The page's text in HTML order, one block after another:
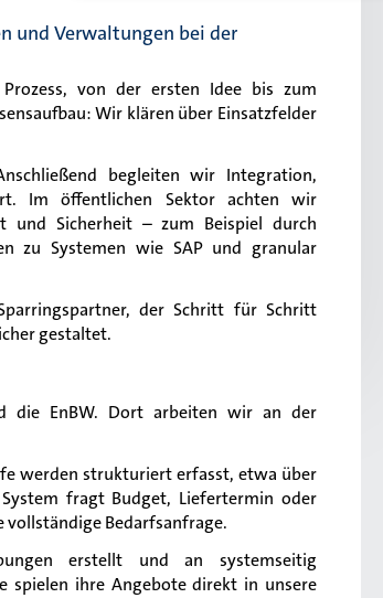
und Verwaltungen bei der
von der ersten Idee bis zum
Wir klären über Einsatzfelder
begleiten wir Integration,
Im öffentlichen Sektor achten wir
und Sicherheit – zum Beispiel durch
zu Systemen wie SAP und granular
der Schritt für Schritt
gestaltet.
die EnBW. Dort arbeiten wir an der
werden strukturiert erfasst, etwa über
fragt Budget, Liefertermin oder
vollständige Bedarfsanfrage.
erstellt und an systemseitig
spielen ihre Angebote direkt in unsere